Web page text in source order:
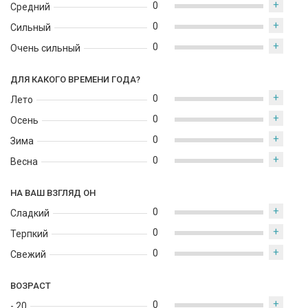
Средний
Сильный
Очень сильный
0 +
0 +
0 +
ДЛЯ КАКОГО ВРЕМЕНИ ГОДА?
Лето
Осень
Зима
Весна
0 +
0 +
0 +
0 +
НА ВАШ ВЗГЛЯД ОН
Сладкий
Терпкий
Свежий
0 +
0 +
0 +
ВОЗРАСТ
0 +